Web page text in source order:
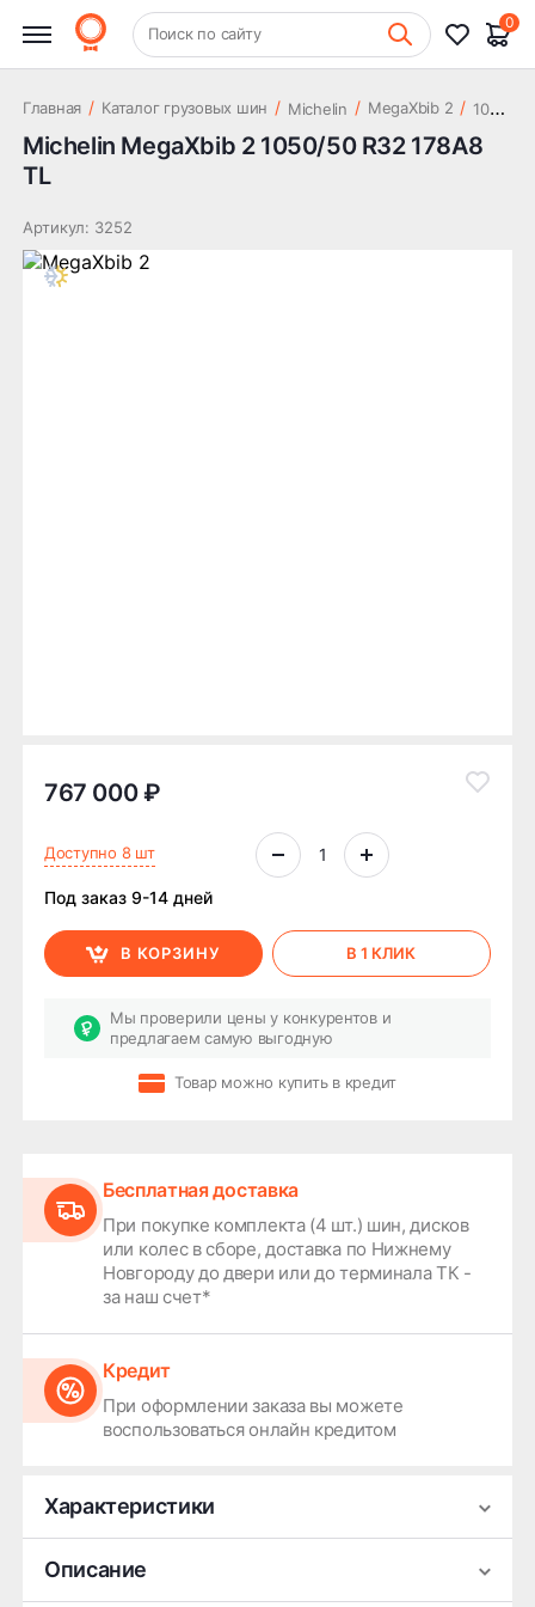
+7 (831) 261-35-35 Шиномонтаж
Поиск по сайту
0
178A8 TL
Главная / Каталог грузовых шин / Michelin / MegaXbib 2 / 1
050/50 R32 178A8 TL
Michelin MegaXbib 2 1050/50 R32 178A8
TL
Артикул: 3252
767 000 ₽
Доступно 8 шт
Под заказ 9-14 дней
В КОРЗИНУ В 1 КЛИК
Мы проверили цены у конкурентов и
предлагаем самую выгодную
Товар можно купить в кредит
Бесплатная доставка
При покупке комплекта (4 шт.) шин, дисков
или колес в сборе, доставка по Нижнему
Новгороду до двери или до терминала ТК -
за наш счет*
Кредит
При оформлении заказа вы можете
воспользоваться онлайн кредитом
Характеристики
Производитель
Сезонность
Всесезонная
Описание